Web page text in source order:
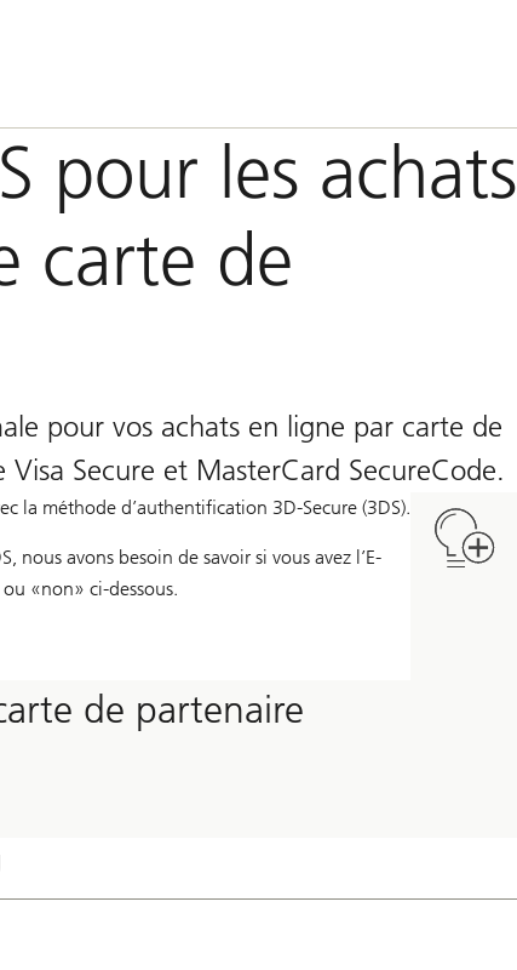
pour les achats
carte de
pour vos achats en ligne par carte de
Secure et MasterCard SecureCode.
la méthode d’authentification 3D-Secure (3DS).
avons besoin de savoir si vous avez l’E-
«non» ci-dessous.
de partenaire